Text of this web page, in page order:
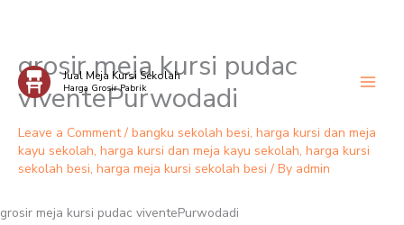
Skip
content
Jual Meja Kursi Sekolah
Harga Grosir Pabrik
grosir meja kursi pudac
viventePurwodadi
Leave a Comment / bangku sekolah besi, harga kursi dan meja
kayu sekolah, harga kursi dan meja kayu sekolah, harga kursi
sekolah besi, harga meja kursi sekolah besi / By admin
grosir meja kursi pudac viventePurwodadi